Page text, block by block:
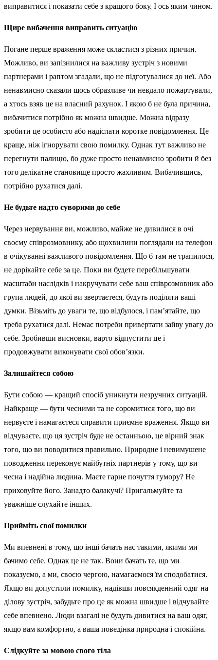
виправитися і показати себе з кращого боку. І ось яким чином.
Щире вибачення виправить ситуацію
Погане перше враження може скластися з різних причин.
Можливо, ви запізнилися на важливу зустріч з новими
партнерами і раптом згадали, що не підготувалися до неї. Або
ненавмисно сказали щось образливе чи невдало пожартували,
а хтось взяв це на власний рахунок. І якою б не була причина,
вибачитися потрібно як можна швидше. Можна відразу
зробити це особисто або надіслати коротке повідомлення. Це
краще, ніж ігнорувати свою помилку. Однак тут важливо не
перегнути палицю, бо дуже просто ненавмисно зробити й без
того делікатне становище просто жахливим. Вибачившись,
потрібно рухатися далі.
Не будьте надто суворими до себе
Через нервування ви, можливо, майже не дивилися в очі
своєму співрозмовнику, або щохвилини поглядали на телефон
в очікуванні важливого повідомлення. Що б там не трапилося,
не дорікайте себе за це. Поки ви будете перебільшувати
масштаби наслідків і накручувати себе ваш співрозмовник або
група людей, до якої ви звертаєтеся, будуть поділяти ваші
думки. Візьміть до уваги те, що відбулося, і пам’ятайте, що
треба рухатися далі. Немає потреби привертати зайву увагу до
себе. Зробивши висновки, варто відпустити це і
продовжувати виконувати свої обов’язки.
Залишайтеся собою
Бути собою — кращий спосіб уникнути незручних ситуацій.
Найкраще — бути чесними та не соромитися того, що ви
нервуєте і намагаєтеся справити приємне враження. Якщо ви
відчуваєте, що ця зустріч буде не останньою, це вірний знак
того, що ви поводитися правильно. Природне і невимушене
поводження переконує майбутніх партнерів у тому, що ви
чесна і надійна людина. Маєте гарне почуття гумору? Не
приховуйте його. Занадто балакучі? Пригальмуйте та
уважніше слухайте інших.
Прийміть свої помилки
Ми впевнені в тому, що інші бачать нас такими, якими ми
бачимо себе. Однак це не так. Вони бачать те, що ми
показуємо, а ми, своєю чергою, намагаємося їм сподобатися.
Якщо ви допустили помилку, надівши повсякденний одяг на
ділову зустріч, забудьте про це як можна швидше і відчувайте
себе впевнено. Люди взагалі не будуть дивитися на ваш одяг,
якщо вам комфортно, а ваша поведінка природна і спокійна.
Слідкуйте за мовою свого тіла